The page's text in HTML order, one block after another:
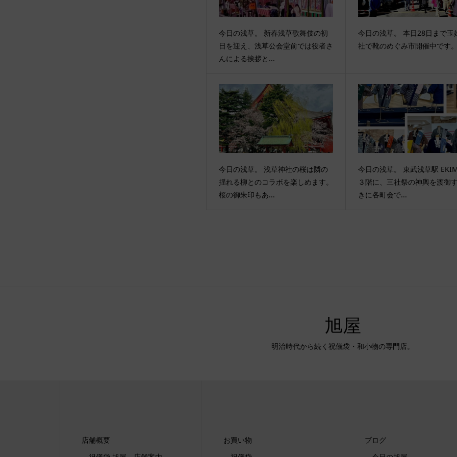
今日の浅草。 新春浅草歌舞伎の初
日を迎え、浅草公会堂前では役者さ
んによる挨拶と...
今日の浅草。 本日28日まで玉
社で靴のめぐみ市開催中です。
今日の浅草。 浅草神社の桜は隣の
揺れる柳とのコラボを楽しめます。
桜の御朱印もあ...
今日の浅草。 東武浅草駅
３階に、三社祭の神輿を渡御
きに各町会で...
旭屋
明治時代から続く祝儀袋・和小物の専門店。
店舗概要
お買い物
ブログ